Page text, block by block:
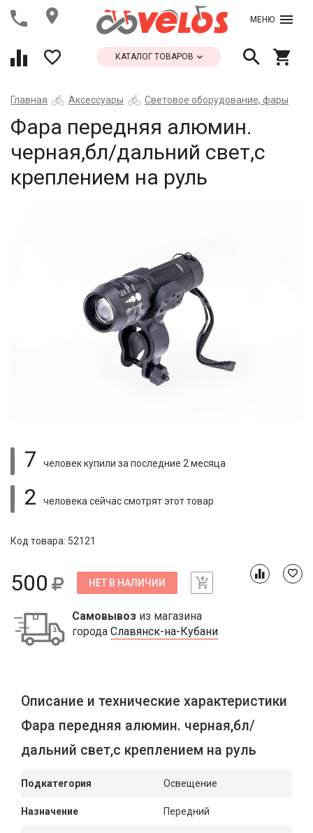
МЕНЮ
КАТАЛОГ ТОВАРОВ
Главная Аксессуары Световое оборудование, фары
Фара передняя алюмин.
черная,бл/дальний свет,с
креплением на руль
7 человек купили за последние 2 месяца
2 человека сейчас смотрятэтот товар
Код товара: 52121
500 НЕТ В НАЛИЧИИ
Самовывоз из магазина
города Славянск-на-Кубани
Описание и технические характеристики
Фара передняя алюмин. черная,бл/
дальний свет,с креплением на руль
Подкатегория Освещение
Назначение Передний